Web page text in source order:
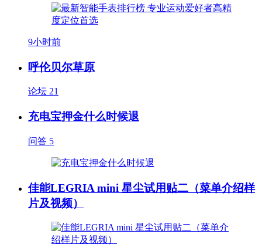
9小时前
呼伦贝尔草原
论坛 21
充电宝押金什么时候退
问答 5
佳能LEGRIA mini 星尘试用贴二（菜单介绍样
片及视频）